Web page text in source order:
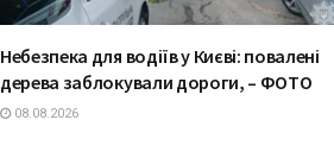
Небезпека для водіїв у Києві: повалені
дерева заблокували дороги, – ФОТО
08.08.2026